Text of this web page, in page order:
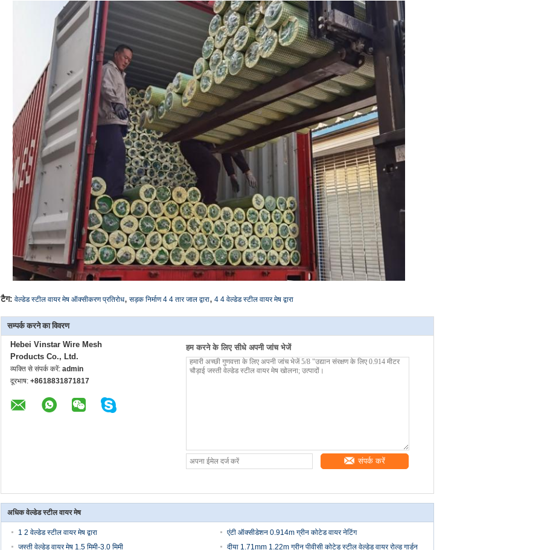
टैग: वेल्डेड स्टील वायर मेष ऑक्सीकरण प्रतिरोध, सड़क निर्माण 4 4 तार जाल द्वारा, 4 4 वेल्डेड स्टील वायर मेष द्वारा
सम्पर्क करने का विवरण
Hebei Vinstar Wire Mesh
Products Co., Ltd.
व्यक्ति से संपर्क करें: admin
दूरभाष: +8618831871817
हम करने के लिए सीधे अपनी जांच भेजें
संपर्क करें
अधिक वेल्डेड स्टील वायर मेष
1 2 वेल्डेड स्टील वायर मेष द्वारा
एंटी ऑक्सीडेशन 0.914m ग्रीन कोटेड वायर नेटिंग
जस्ती वेल्डेड वायर मेष 1.5 मिमी-3.0 मिमी
दीया 1.71mm 1.22m ग्रीन पीवीसी कोटेड स्टील वेल्डेड वायर रोल्ड गार्डन